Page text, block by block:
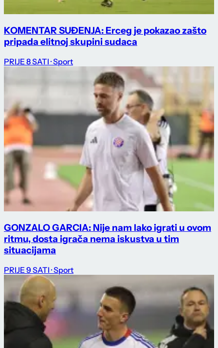
KOMENTAR SUĐENJA: Erceg je pokazao zašto
pripada elitnoj skupini sudaca
PRIJE 8 SATI · Sport
GONZALO GARCIA: Nije nam lako igrati u ovom
ritmu, dosta igrača nema iskustva u tim
situacijama
PRIJE 9 SATI · Sport